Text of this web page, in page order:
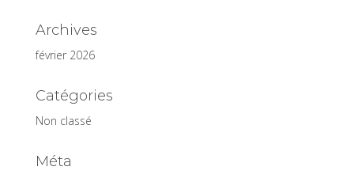
Archives
février 2026
Catégories
Non classé
Méta